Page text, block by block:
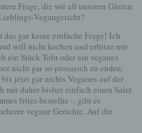
Frage, die wir all unseren Gästen
Vegangericht?
das gar keine einfache Frage! Ich
will nicht kochen und erhitze mir
ein Stück Tofu oder ein veganes
nicht gar so prosaisch zu enden:
jetzt gar nichts Veganes auf der
mir daher bisher einfach einen Salat
frites bestellte -, gibt es
vegane Gerichte. Auf die
Verantwortliche erteilt jeder
auf Anfrage Auskunft darüber,
Daten über die betroffene
personenbezogene Daten
der betroffenen Person, soweit
der Mitarbeiter des für die
stehen der betroffenen Person
als Ansprechpartner zur
über die Internetseite
aufgrund von gesetzlichen
die eine schnelle elektronische